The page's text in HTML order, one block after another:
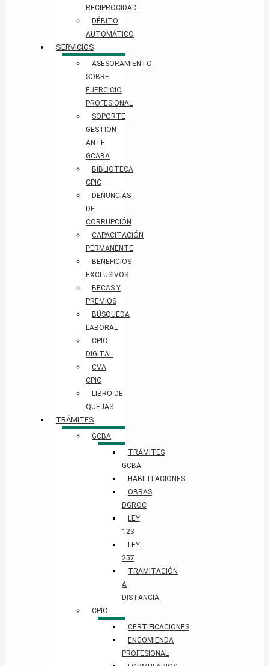
RECIPROCIDAD
DÉBITO
AUTOMÁTICO
SERVICIOS
ASESORAMIENTO
SOBRE
EJERCICIO
PROFESIONAL
SOPORTE
GESTIÓN
ANTE
GCABA
BIBLIOTECA
CPIC
DENUNCIAS
DE
CORRUPCIÓN
CAPACITACIÓN
PERMANENTE
BENEFICIOS
EXCLUSIVOS
BECAS Y
PREMIOS
BÚSQUEDA
LABORAL​
CPIC
DIGITAL
CVA
CPIC
LIBRO DE
QUEJAS
TRÁMITES
GCBA
TRÁMITES
GCBA
HABILITACIONES
OBRAS
DGROC
LEY
123
LEY
257
TRAMITACIÓN
A
DISTANCIA
CPIC
CERTIFICACIONES
ENCOMIENDA
PROFESIONAL